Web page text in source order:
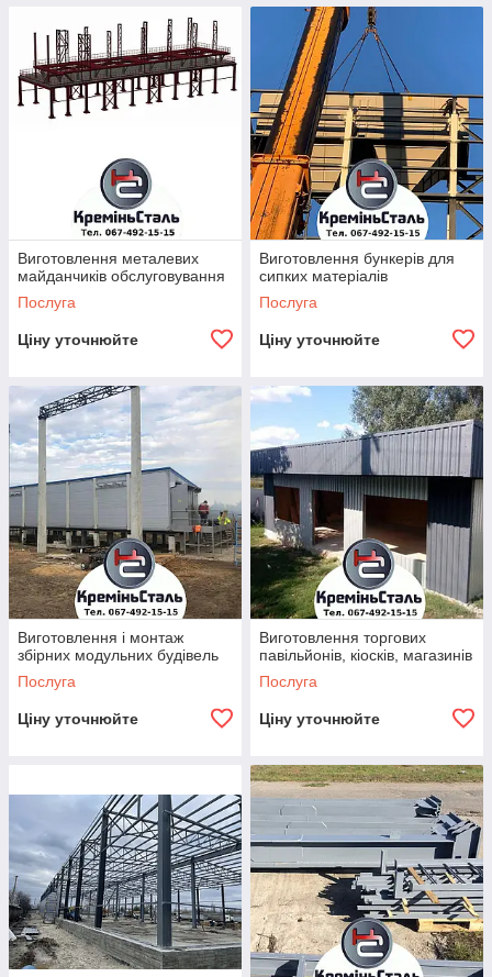
Виготовлення металевих
майданчиків обслуговування
Послуга
Ціну уточнюйте
Виготовлення бункерів для
сипких матеріалів
Послуга
Ціну уточнюйте
Виготовлення і монтаж
збірних модульних будівель
Послуга
Ціну уточнюйте
Виготовлення торгових
павільйонів, кіосків, магазинів
Послуга
Ціну уточнюйте